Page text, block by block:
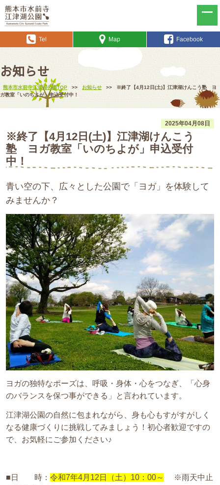
Tel Map Facebook
お知らせ
熊本市水前寺江津湖公園TOP >> お知らせ >>
※終了【4月12日(土)】江津湖けんこう塾 ヨ
ガ教室「いのちよが」申込受付中！
2025年04月08日
※終了【4月12日(土)】江津湖けんこう
塾 ヨガ教室「いのちよが」申込受付
中！
青い空の下、広々とした公園で「ヨガ」を体験して
みませんか？
ヨガの独特なポーズは、呼吸・身体・心をつなぎ、「心身
のバランスを保つ事ができる」と言われています。
江津湖公園の自然に包まれながら、身も心もすがすがしく
なる健康づくりに挑戦してみましょう！初心者歓迎ですの
で、お気軽にご参加ください♪
■日 時： 令和7年4月12 日（土）10：00～
※雨天中止